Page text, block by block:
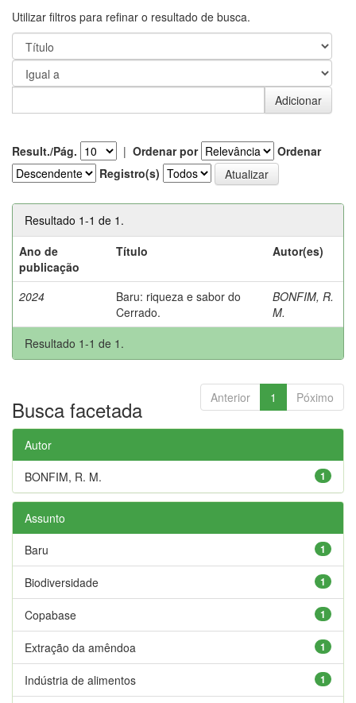
Utilizar filtros para refinar o resultado de busca.
Result./Pág. | Ordenar por
Ordenar
Registro(s)
Resultado 1-1 de 1.
Ano de
publicação
Título Autor(es)
2024
Baru: riqueza e sabor do
Cerrado.
BONFIM, R.
M.
Resultado 1-1 de 1.
Anterior 1 Póximo
Busca facetada
Autor
1
BONFIM, R. M.
Assunto
1
Baru
1
Biodiversidade
1
Copabase
1
Extração da amêndoa
1
Indústria de alimentos